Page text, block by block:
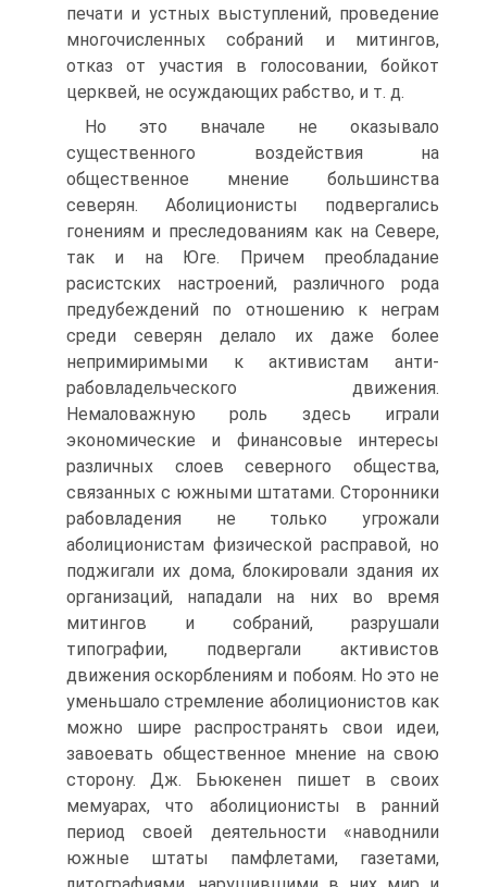
печати и устных выступлений, проведение
многочисленных собраний и митингов,
отказ от участия в голосовании, бойкот
церквей, не осуждающих рабство, и т. д.
Но это вначале не оказывало
существенного воздействия на
общественное мнение большинства
северян. Аболиционисты подвергались
гонениям и преследованиям как на Севере,
так и на Юге. Причем преобладание
расистских настроений, различного рода
предубеждений по отношению к неграм
среди северян делало их даже более
непримиримыми к активистам анти-
рабовладельческого движения.
Немаловажную роль здесь играли
экономические и финансовые интересы
различных слоев северного общества,
связанных с южными штатами. Сторонники
рабовладения не только угрожали
аболиционистам физической расправой, но
поджигали их дома, блокировали здания их
организаций, нападали на них во время
митингов и собраний, разрушали
типографии, подвергали активистов
движения оскорблениям и побоям. Но это не
уменьшало стремление аболиционистов как
можно шире распространять свои идеи,
завоевать общественное мнение на свою
сторону. Дж. Бьюкенен пишет в своих
мемуарах, что аболиционисты в ранний
период своей деятельности «наводнили
южные штаты памфлетами, газетами,